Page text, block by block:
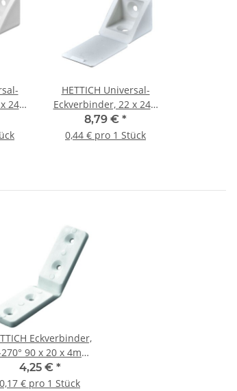
24 x
HETTICH Universal-
Eckverbinder, 22 x 24 x
22 mm, Kunststoff,
weiß, 20 Stück
8,79 € *
0,44 € pro 1 Stück
Eckverbinder,
90 x 20 x 4mm,
Kunststoff, weiß, 25
Stück
4,25 € *
0,17 € pro 1 Stück